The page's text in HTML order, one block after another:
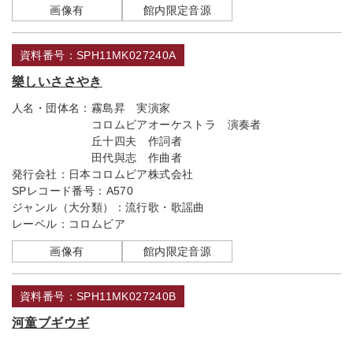
画像有 館内限定音源
資料番号：SPH11MK027240A
樂しいささやき
人名・団体名： 霧島昇 実演家
コロムビアオーケストラ 演奏者
丘十四夫 作詞者
田代與志 作曲者
発行会社： 日本コロムビア株式会社
SPレコード番号： A570
ジャンル（大分類）： 流行歌・歌謡曲
レーベル： コロムビア
画像有 館内限定音源
資料番号：SPH11MK027240B
河童ブギウギ